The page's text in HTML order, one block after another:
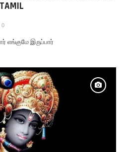
0
எங்குமே இருப்பார்